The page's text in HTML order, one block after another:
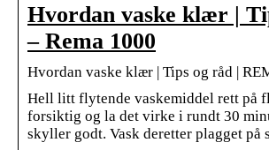
Hvordan vaske klær |
– Rema 1000
Hvordan vaske klær | Tips og råd |
Hell litt flytende vaskemiddel rett på
forsiktig og la det virke i rundt 30
skyller godt. Vask deretter plagget på